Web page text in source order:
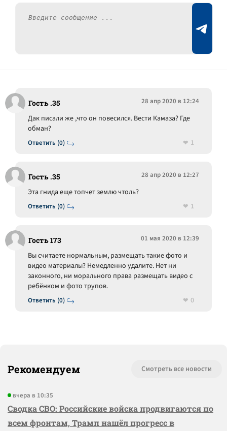
Гость .35 28 апр 2020 в 12:24
Ответить (0)
Дак писали же ,что он повесился. Вести Камаза? Где
обман?
1
Гость .35 28 апр 2020 в 12:27
Ответить (0)
Эта гнида еще топчет землю чтоль?
1
Гость 173 01 мая 2020 в 12:39
Ответить (0)
Вы считаете нормальным, размещать такие фото и
видео материалы? Немедленно удалите. Нет ни
законного, ни морального права размещать видео с
ребёнком и фото трупов.
0
Рекомендуем Смотреть все новости
вчера в 10:35
Сводка СВО: Российские войска продвигаются по
всем фронтам, Трамп нашёл прогресс в